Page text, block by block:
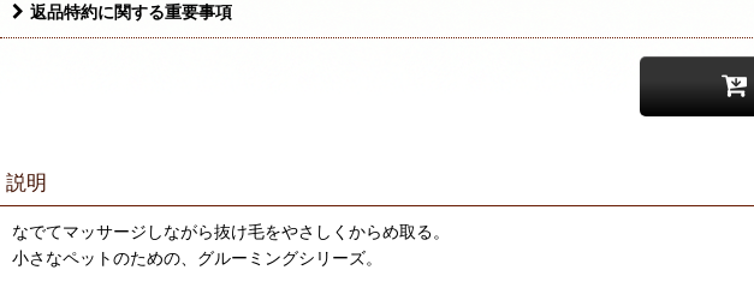
返品特約に関する重要事項
説明
なでてマッサージしながら抜け毛をやさしくからめ取る。
小さなペットのための、グルーミングシリーズ。